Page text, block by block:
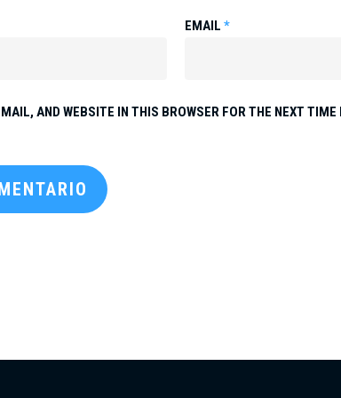
EMAIL *
AND WEBSITE IN THIS BROWSER FOR THE NEXT TIME